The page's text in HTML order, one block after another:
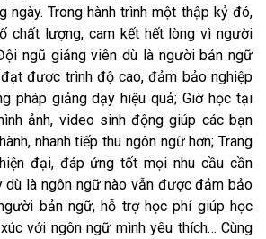
ngày. Trong hành trình một thập kỷ đó,
chất lượng, cam kết hết lòng vì người
ngũ giảng viên dù là người bản ngữ
được trình độ cao, đảm bảo nghiệp
pháp giảng dạy hiệu quả; Giờ học tại
ảnh, video sinh động giúp các bạn
nhanh tiếp thu ngôn ngữ hơn; Trang
đại, đáp ứng tốt mọi nhu cầu cần
dù là ngôn ngữ nào vẫn được đảm bảo
bản ngữ, hỗ trợ học phí giúp học
với ngôn ngữ mình yêu thích… Cùng